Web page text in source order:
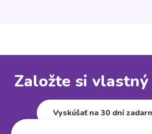
Založte si vlastný
Vyskúšať na 30 dní